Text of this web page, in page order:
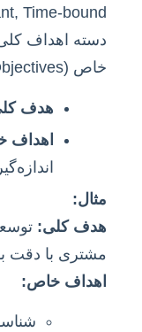
خاص (Specific Objectives) تقسیم می‌شوند.
هدف
اهداف
مثال:
هدف کلی:
مشتری با دقت
اهداف خاص: